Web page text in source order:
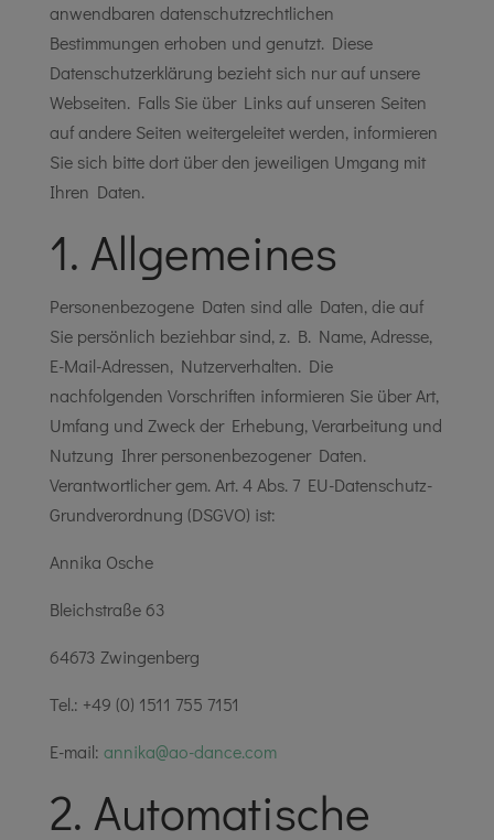
anwendbaren datenschutzrechtlichen
Bestimmungen erhoben und genutzt. Diese
Datenschutzerklärung bezieht sich nur auf unsere
Webseiten. Falls Sie über Links auf unseren Seiten
auf andere Seiten weitergeleitet werden, informieren
Sie sich bitte dort über den jeweiligen Umgang mit
Ihren Daten.
1. Allgemeines
Personenbezogene Daten sind alle Daten, die auf
Sie persönlich beziehbar sind, z. B. Name, Adresse,
E-Mail-Adressen, Nutzerverhalten. Die
nachfolgenden Vorschriften informieren Sie über Art,
Umfang und Zweck der Erhebung, Verarbeitung und
Nutzung Ihrer personenbezogener Daten.
Verantwortlicher gem. Art. 4 Abs. 7 EU-Datenschutz-
Grundverordnung (DSGVO) ist:
Annika Osche
Bleichstraße 63
64673 Zwingenberg
Tel.: +49 (0) 1511 755 7151
E-mail: annika@ao-dance.com
2. Automatische